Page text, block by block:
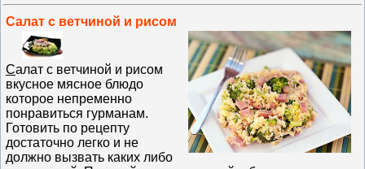
Салат с ветчиной и рисом
Салат с ветчиной и рисом
вкусное мясное блюдо
которое непременно
понравиться гурманам.
Готовить по рецепту
достаточно легко и не
должно вызвать каких либо